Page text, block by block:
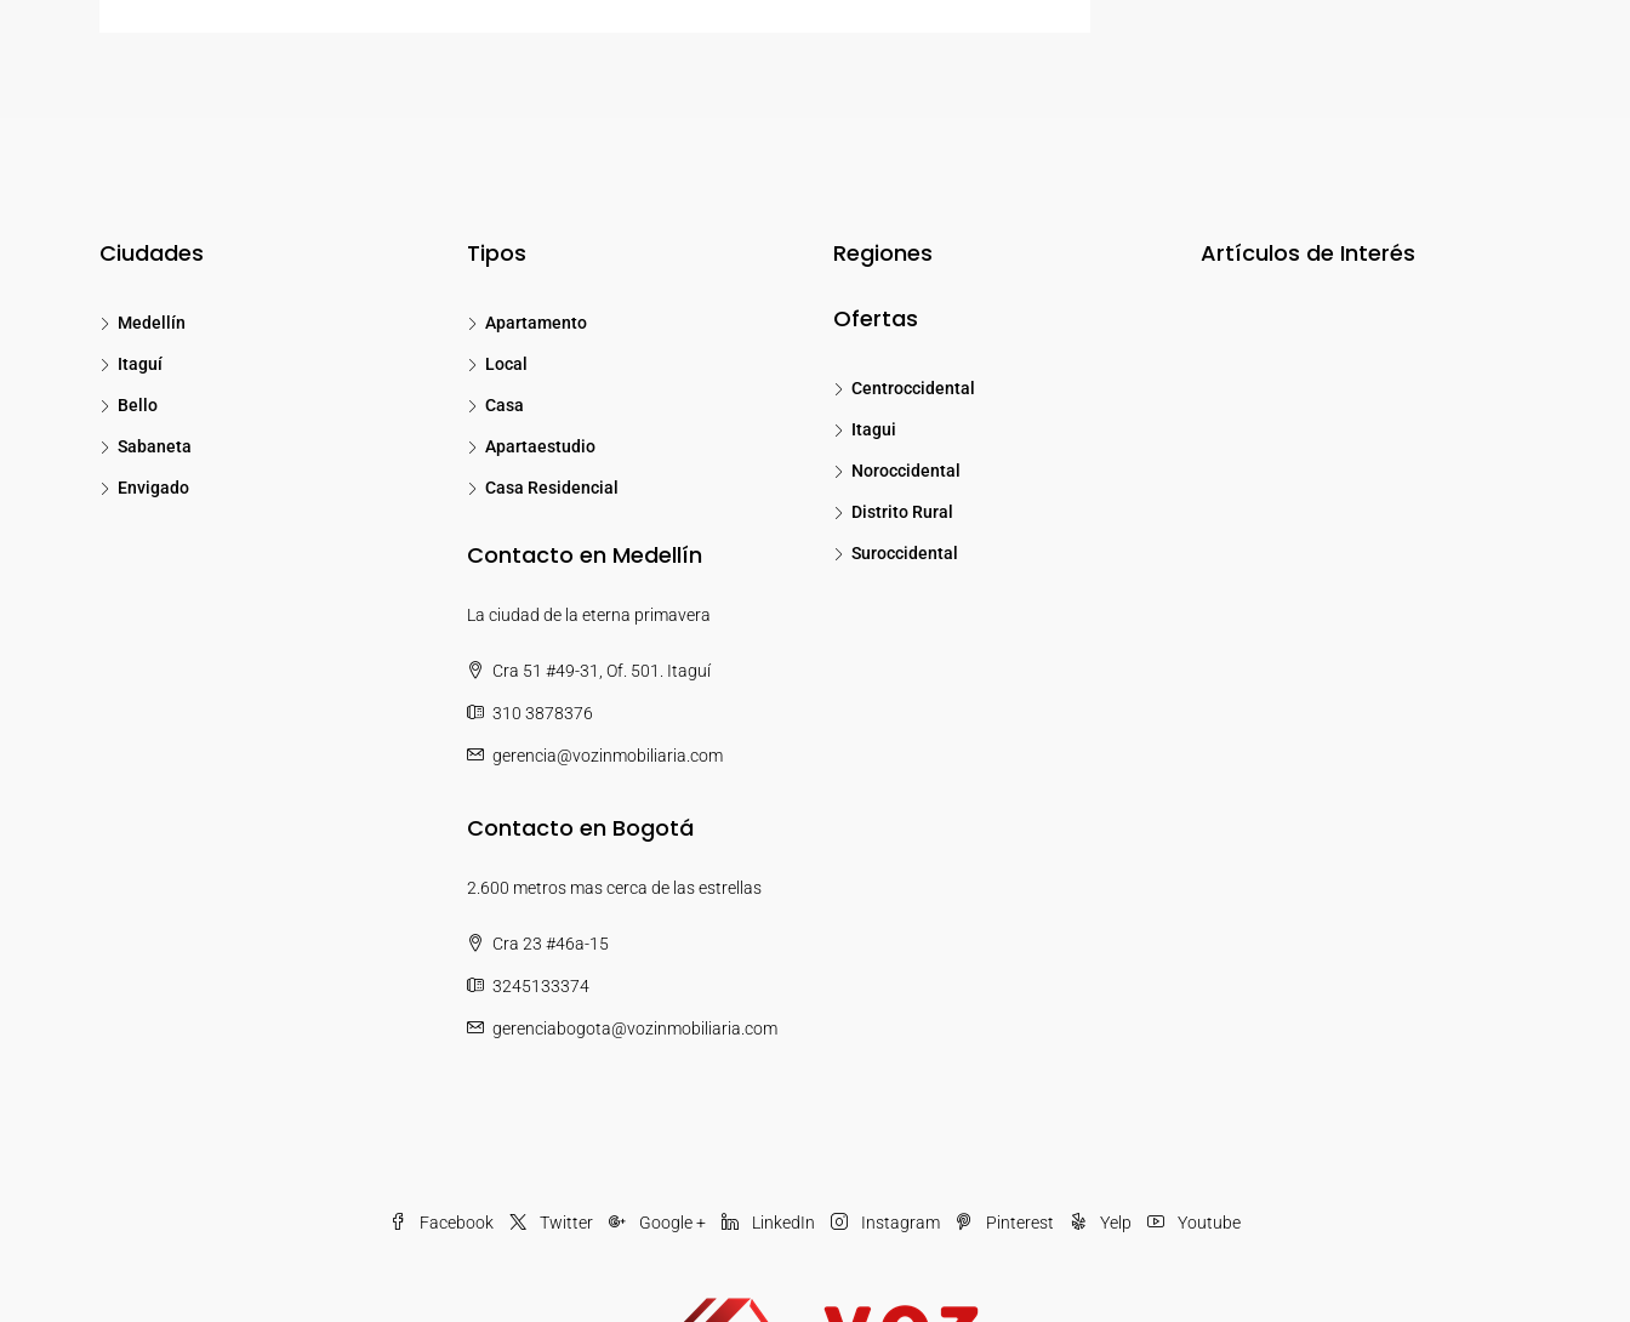
Ciudades
Medellín
Itaguí
Bello
Sabaneta
Envigado
Tipos
Apartamento
Local
Casa
Apartaestudio
Casa Residencial
Contacto en Medellín
La ciudad de la eterna primavera
Cra 51 #49-31, Of. 501. Itaguí
310 3878376
gerencia@vozinmobiliaria.com
Contacto en Bogotá
2.600 metros mas cerca de las estrellas
Cra 23 #46a-15
3245133374
gerenciabogota@vozinmobiliaria.com
Regiones
Ofertas
Centroccidental
Itagui
Noroccidental
Distrito Rural
Suroccidental
Artículos de Interés
Facebook Twitter Google + LinkedIn Instagram Pinterest Yelp Youtube